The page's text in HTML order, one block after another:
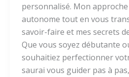
personnalisé. Mon
autonome tout en vous
savoir-faire et mes secrets
Que vous soyez débutante
souhaitiez perfectionner
saurai vous guider pas à